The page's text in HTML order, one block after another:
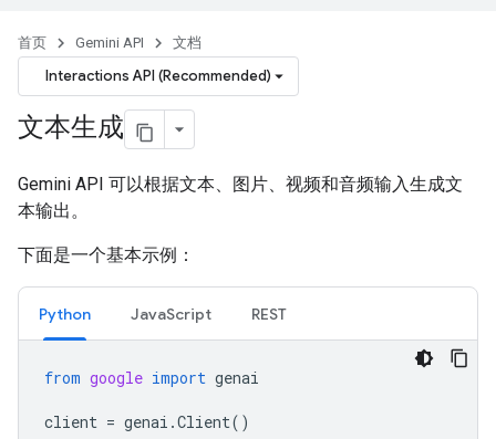
首页 Gemini API 文档
Interactions API (Recommended)
文本生成
Gemini API 可以根据文本、图片、视频和音频输入生成文
本输出。
下面是一个基本示例：
Python JavaScript REST
from google import genai
client = genai .Client()